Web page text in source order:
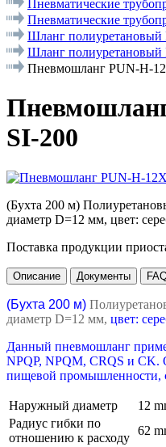
Пневматические
Пневматические
Шланг полиуретановый
Шланг полиуретановый
Пневмошланг PUN-H-
SI-200
(Бухта 200 м)
диаметр D=12 мм, цвет:
Поставка продукции
Описание Документы
(Бухта 200 м)
диаметр D=12 мм, цвет:
Данный пневмошланг
NPQP, NPQM, CRQS и CK.
пищевой промышленности,
Наружный диаметр
12
Радиус гибки по
отношению к расходу
62